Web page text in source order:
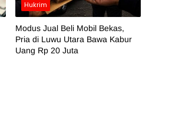
Hukrim
Modus Jual Beli Mobil Bekas,
Pria di Luwu Utara Bawa Kabur
Uang Rp 20 Juta